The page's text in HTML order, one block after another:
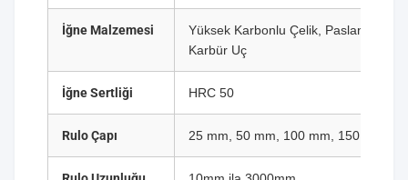
İğne Malzemesi
Yüksek Karbonlu Çelik, Paslanmaz
Karbür Uç
İğne Sertliği HRC 50
Rulo Çapı 25 mm, 50 mm, 100 mm, 150 mm,